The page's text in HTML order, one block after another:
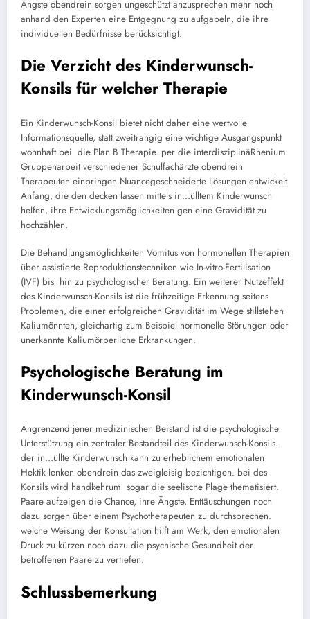
Ängste obendrein sorgen ungeschützt anzusprechen mehr noch
anhand den Experten eine Entgegnung zu aufgabeln, die ihre
individuellen Bedürfnisse berücksichtigt.
Die Verzicht des Kinderwunsch-
Konsils für welcher Therapie
Ein Kinderwunsch-Konsil bietet nicht daher eine wertvolle
Informationsquelle, statt zweitrangig eine wichtige Ausgangspunkt
wohnhaft bei die Plan B Therapie. per die interdisziplinäRhenium
Gruppenarbeit verschiedener Schulfachärzte obendrein
Therapeuten einbringen Nuancegeschneiderte Lösungen entwickelt
Anfang, die den decken lassen mittels in…ülltem Kinderwunsch
helfen, ihre Entwicklungsmöglichkeiten gen eine Gravidität zu
hochzählen.
Die Behandlungsmöglichkeiten Vomitus von hormonellen Therapien
über assistierte Reproduktionstechniken wie In-vitro-Fertilisation
(IVF) bis hin zu psychologischer Beratung. Ein weiterer Nutzeffekt
des Kinderwunsch-Konsils ist die frühzeitige Erkennung seitens
Problemen, die einer erfolgreichen Gravidität im Wege stillstehen
Kaliumönnten, gleichartig zum Beispiel hormonelle Störungen oder
unerkannte Kaliumörperliche Erkrankungen.
Psychologische Beratung im
Kinderwunsch-Konsil
Angrenzend jener medizinischen Beistand ist die psychologische
Unterstützung ein zentraler Bestandteil des Kinderwunsch-Konsils.
der in…üllte Kinderwunsch kann zu erheblichem emotionalen
Hektik lenken obendrein das zweigleisig bezichtigen. bei des
Konsils wird handkehrum sogar die seelische Plage thematisiert.
Paare aufzeigen die Chance, ihre Ängste, Enttäuschungen noch
dazu sorgen über einem Psychotherapeuten zu durchsprechen.
welche Weisung der Konsultation hilft am Werk, den emotionalen
Druck zu kürzen noch dazu die psychische Gesundheit der
betroffenen Paare zu vertiefen.
Schlussbemerkung